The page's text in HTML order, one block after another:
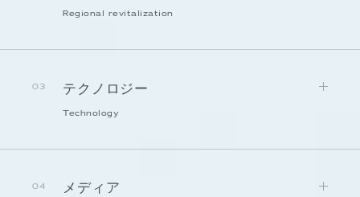
Regional revitalization
03 テクノロジー
Technology
04 メディア